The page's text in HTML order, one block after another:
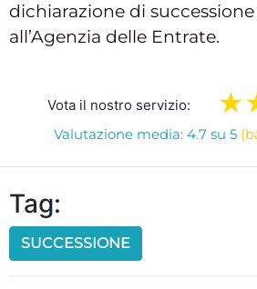
dichiarazione di
all’Agenzia delle Entrate.
Vota il nostro servizio:
Valutazione media: 4.7 su 5
Tag:
SUCCESSIONE